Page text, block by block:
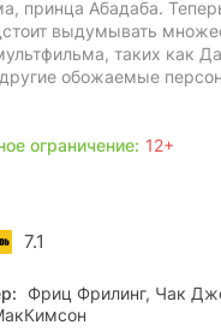
принца Абадаба.
выдумывать
таких как
обожаемые
ограничение: 12+
7.1
Фриц Фрилинг, Чак